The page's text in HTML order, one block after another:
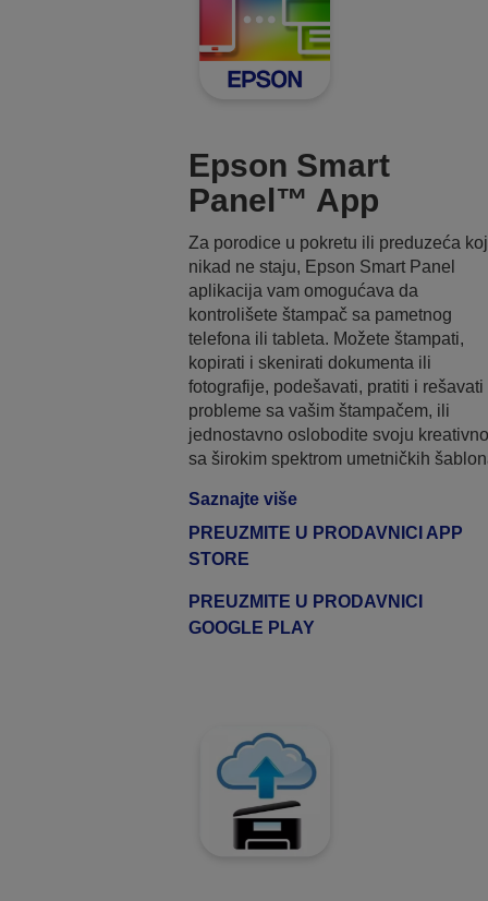
r
t
i
a
:
r
t
i
a
:
Epson Smart
Panel™ App
Za porodice u pokretu ili preduzeća
nikad ne staju, Epson Smart Panel
aplikacija vam omogućava da
kontrolišete štampač sa pametnog
telefona ili tableta. Možete štampati,
kopirati i skenirati dokumenta ili
fotografije, podešavati, pratiti i rešavati
probleme sa vašim štampačem, ili
jednostavno oslobodite svoju
sa širokim spektrom umetničkih
Saznajte više
PREUZMITE U PRODAVNICI APP
STORE
PREUZMITE U PRODAVNICI
GOOGLE PLAY